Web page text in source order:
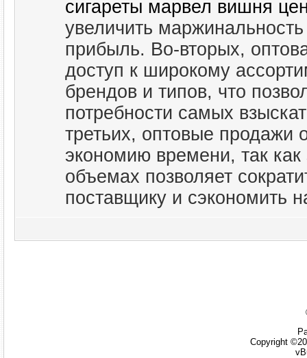
сигареты марвел вишня
увеличить
прибыль. Во-вторых,
доступ к широкому
брендов и типов, что
потребности самых
третьих, оптовые продажи
экономию времени, так
объемах позволяет
поставщику и сэкономить
Copyright